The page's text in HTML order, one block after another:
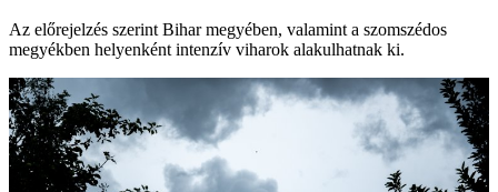
Az előrejelzés szerint Bihar megyében, valamint a szomszédos
megyékben helyenként intenzív viharok alakulhatnak ki.